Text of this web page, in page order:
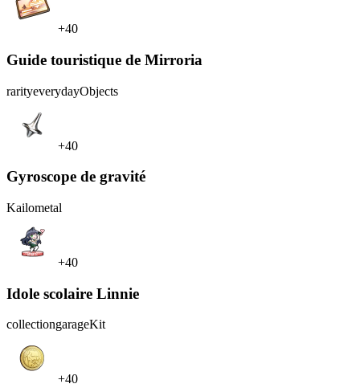
+40
Guide touristique de Mirroria
rarityeverydayObjects
+40
Gyroscope de gravité
Kailometal
+40
Idole scolaire Linnie
collectiongarageKit
+40